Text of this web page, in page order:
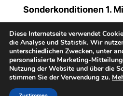
Sonderkonditionen 1.
Copyright 2025 – TC Gruiten e.V.
Diese Internetseite verwendet
die Analyse und Statistik. Wir
unterschiedlichen Zwecken, unter
personalisierte Marketing-
Nutzung der Website und über die
stimmen Sie der Verwendung zu.